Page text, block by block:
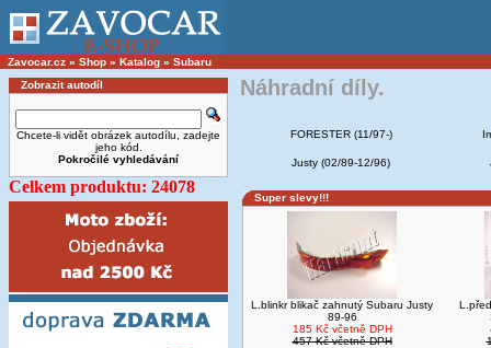
Zavocar.cz » Shop » Katalog » Subaru
Zobrazit autodíl
Chcete-li vidět obrázek autodílu, zadejte
jeho kód.
Pokročilé vyhledávání
Celkem produktu: 24078
Náhradní díly.
FORESTER (11/97-)
Justy (02/89-12/96)
Super slevy!!!
L.blinkr blikač zahnutý Subaru Justy
89-96
185 Kč včetně DPH
457 Kč včetně DPH